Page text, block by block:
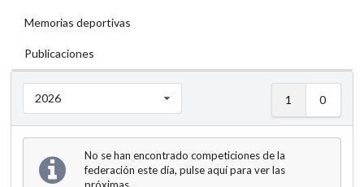
Memorias deportivas
Publicaciones
2026 1 0
No se han encontrado competiciones de la
federación este día, pulse aquí para ver las